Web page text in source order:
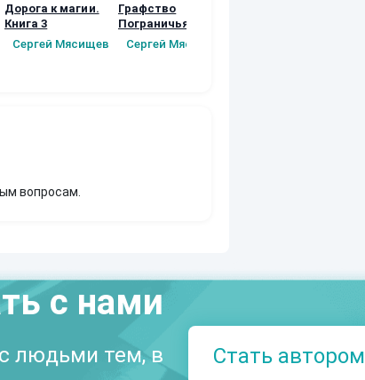
Дорога к магии.
Книга 3
Сергей Мясищев
Графство
Пограничья.
Первые шаги.
Книга 2
Сергей Мясищев
вопросам.
с нами
людьми тем, в
Стать автором